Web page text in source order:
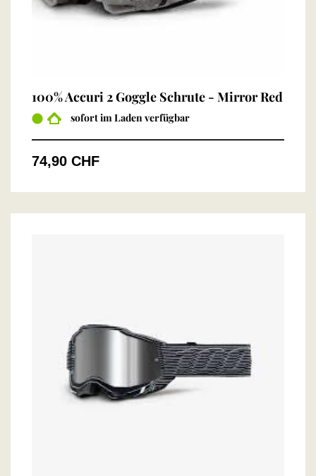
100% Accuri 2 Goggle Schrute - Mirror Red
sofort im Laden verfügbar
74,90 CHF